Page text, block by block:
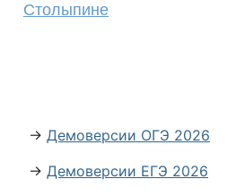
Столыпине
→ Демоверсии ОГЭ 2026
→ Демоверсии ЕГЭ 2026